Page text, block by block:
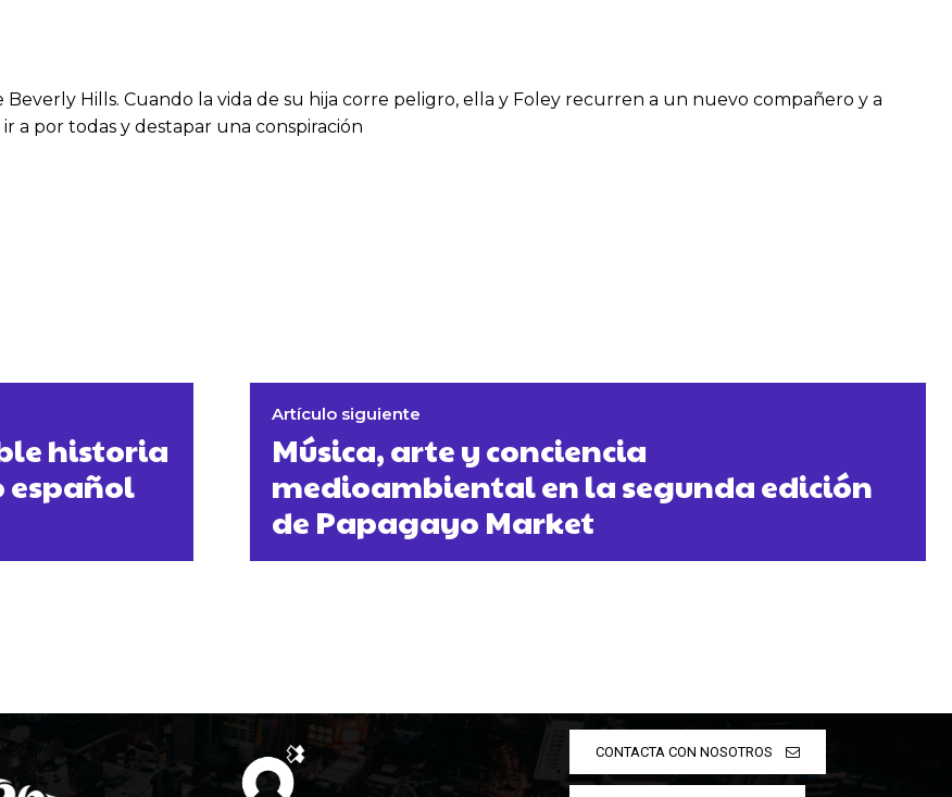
Hills. Cuando la vida de su hija corre peligro, ella y Foley recurren a un nuevo compañero y a
a por todas y destapar una conspiración
historia
español
Artículo siguiente
Música, arte y conciencia
medioambiental en la segunda edición
de Papagayo Market
CONTACTA CON NOSOTROS